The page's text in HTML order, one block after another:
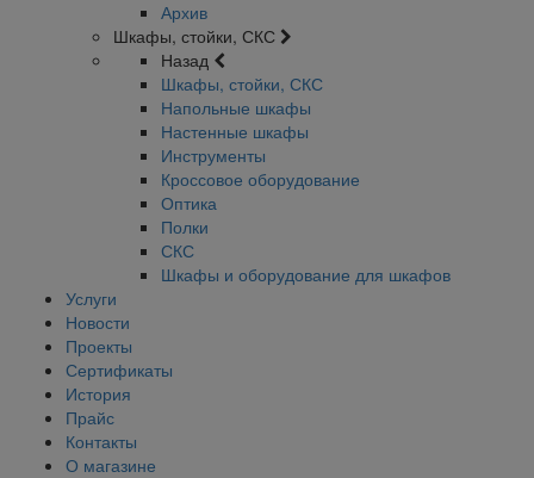
Архив
Шкафы, стойки, СКС
Назад
Шкафы, стойки, СКС
Напольные шкафы
Настенные шкафы
Инструменты
Кроссовое оборудование
Оптика
Полки
СКС
Шкафы и оборудование для шкафов
Услуги
Новости
Проекты
Сертификаты
История
Прайс
Контакты
О магазине